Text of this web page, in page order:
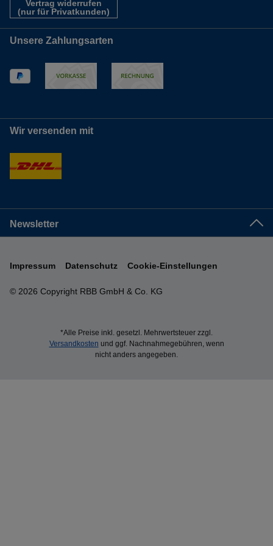
Vertrag widerrufen
(nur für Privatkunden)
Unsere Zahlungsarten
Wir versenden mit
Newsletter
© 2026 Copyright RBB GmbH & Co. KG
Impressum Datenschutz Cookie-Einstellungen
*Alle Preise inkl. gesetzl. Mehrwertsteuer zzgl.
Versandkosten und ggf. Nachnahmegebühren, wenn
nicht anders angegeben.